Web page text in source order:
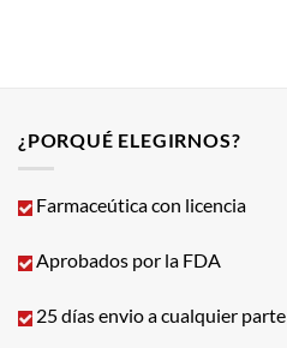
¿PORQUÉ ELEGIRNOS?
Farmaceútica con licencia
Aprobados por la FDA
25 días envio a cualquier parte